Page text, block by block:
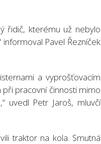
řidič, kterému už nebylo
Pavel Řezníček
a vyprošťovacím
pracovní činnosti mimo
uvedl Petr Jaroš, mluvčí
traktor na kola. Smutná